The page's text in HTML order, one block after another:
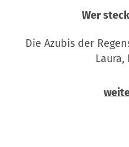
Wer
Die Azubis der
Laura,